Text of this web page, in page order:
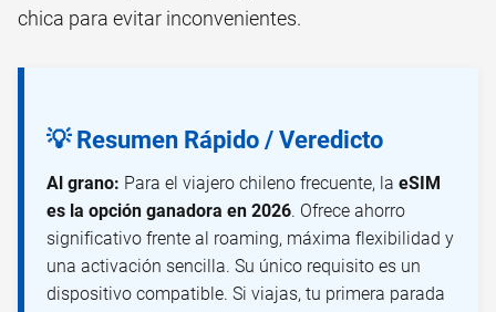
chica para evitar inconvenientes.
💡 Resumen Rápido / Veredicto
Al grano: Para el viajero chileno frecuente, la eSIM
es la opción ganadora en 2026. Ofrece ahorro
significativo frente al roaming, máxima flexibilidad y
una activación sencilla. Su único requisito es un
dispositivo compatible. Si viajas, tu primera parada